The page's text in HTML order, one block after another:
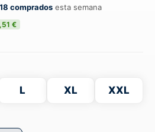
comprados esta semana
€
L XL XXL